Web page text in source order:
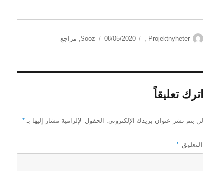
الكاتب Sooz
نُشرت 08/05/2020
التصنيفات Projektnyheter مراجع
اترك تعليقاً
لن يتم نشر عنوان بريدك الإلكتروني. الحقول الإلزامية مشار إليها بـ*
التعليق *